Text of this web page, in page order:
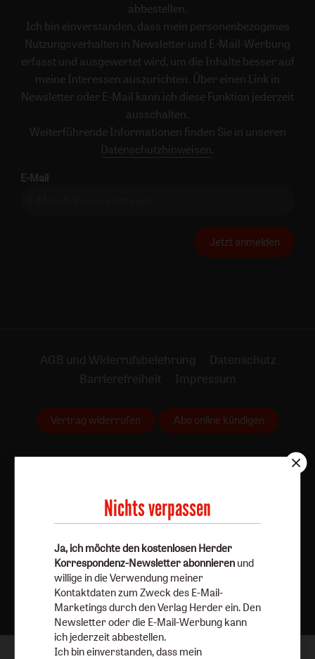
abbestellen.
Ich bin einverstanden, dass mein personenbezogenes
Nutzungsverhalten in Newsletter und E-Mail-Werbung
erfasst und ausgewertet wird, um die Inhalte besser auf
meine Interessen auszurichten. Über einen Link in
Newsletter oder E-Mail kann ich diese Funktion jederzeit
ausschalten.
Weiterführende Informationen finden Sie in unseren
Datenschutzhinweisen .
E-Mail
Jetzt anmelden
AGB und Widerrufsbelehrung
Datenschutz
Barrierefreiheit
Impressum
Vertrag widerrufen Abo online kündigen
Nach oben
Nichts verpassen
Ja, ich möchte den kostenlosen Herder
Korrespondenz-Newsletter abonnieren und
willige in die Verwendung meiner
Kontaktdaten zum Zweck des E-Mail-
Marketings durch den Verlag Herder ein. Den
Newsletter oder die E-Mail-Werbung kann
ich jederzeit abbestellen.
Ich bin einverstanden, dass mein